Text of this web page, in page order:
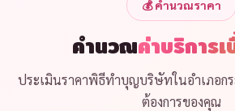
💰 คำนวณราคา
คำนวณค่าบริการ
ประเมินราคาพิธีทำบุญบริษัทในอำเภอก
ต้องการของคุณ